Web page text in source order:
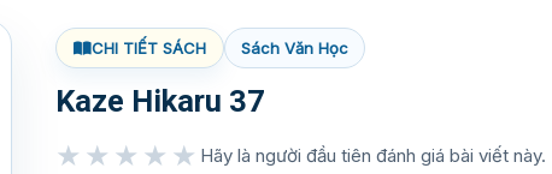
CHI TIẾT SÁCH Sách Văn Học
Kaze Hikaru 37
★★★★★ Hãy là người đầu tiên đánh giá bài viết này.